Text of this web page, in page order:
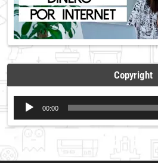
Copyright
Reproductor
de
audio
00:00